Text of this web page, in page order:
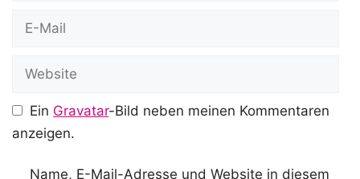
Website
Ein Gravatar-Bild neben meinen Kommentaren
anzeigen.
Name, E-Mail-Adresse und Website in diesem